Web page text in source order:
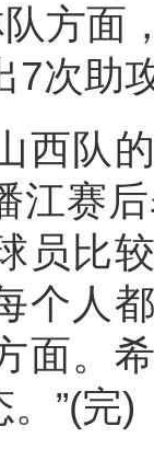
方面
7次助
队的
江赛
员比
个人
面。
”(完)